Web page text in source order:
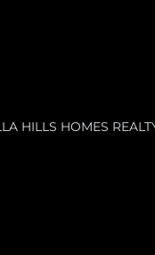
HILLS HOMES
commerciales sur